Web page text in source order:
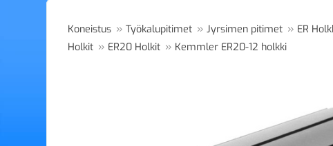
Koneistus »Työkalupitimet »Jyrsimen pitimet » ER
Holkit » ER20 Holkit » Kemmler ER20-12 holkki